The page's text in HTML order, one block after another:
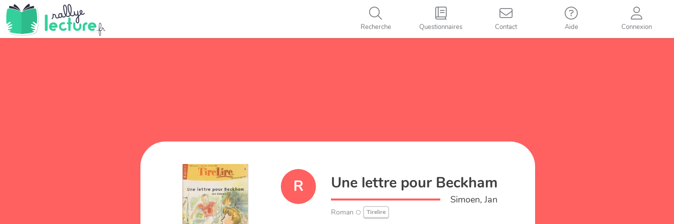
Recherche Questionnaires Contact Aide Connexion
R Une lettre pour Beckham
Simoen, Jan
Roman Tirelire